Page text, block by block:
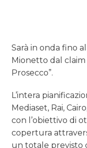
RADIO / AUDIO
TV
DATI
Sarà in onda fino
Mionetto dal
Prosecco”.
L’intera
Mediaset, Rai,
con l’obiettivo di
copertura
un totale previsto